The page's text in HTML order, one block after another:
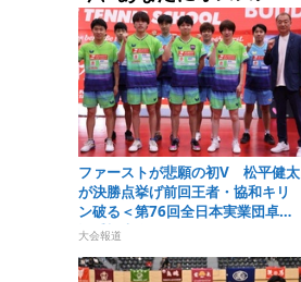
ファーストが悲願の初V 松平健太
が決勝点挙げ前回王者・協和キリ
ン破る＜第76回全日本実業団卓球
選手権大会＞
大会報道